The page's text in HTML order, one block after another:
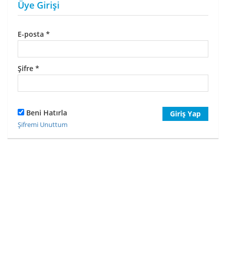
Üye Girişi
E-posta *
Şifre *
Beni Hatırla Giriş Yap
Şifremi Unuttum